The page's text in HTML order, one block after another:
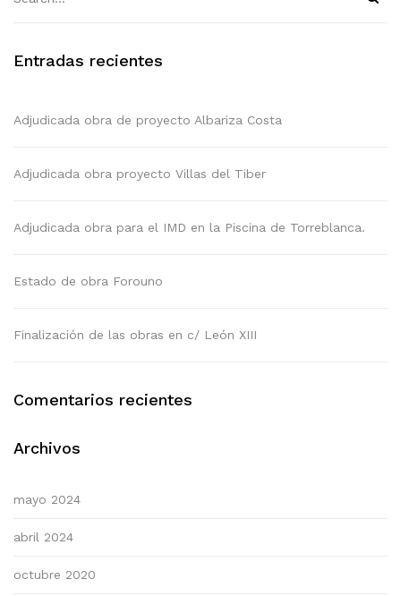
Entradas recientes
Adjudicada obra de proyecto Albariza Costa
Adjudicada obra proyecto Villas del Tiber
Adjudicada obra para el IMD en la Piscina de Torreblanca.
Estado de obra Forouno
Finalización de las obras en c/ León XIII
Comentarios recientes
Archivos
mayo 2024
abril 2024
octubre 2020